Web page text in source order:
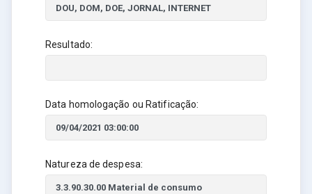
Resultado:
Data homologação ou Ratificação:
Natureza de despesa: